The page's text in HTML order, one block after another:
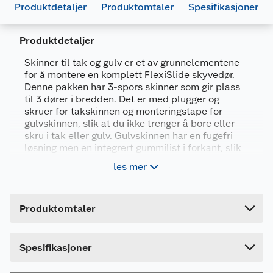
Produktdetaljer Produktomtaler Spesifikasjoner
Produktdetaljer
Skinner til tak og gulv er et av grunnelementene
for å montere en komplett FlexiSlide skyvedør.
Denne pakken har 3-spors skinner som gir plass
til 3 dører i bredden. Det er med plugger og
skruer for takskinnen og monteringstape for
gulvskinnen, slik at du ikke trenger å bore eller
skru i tak eller gulv. Gulvskinnen har en fugefri
løsning men en integrert gummilist i forkant, slik
Materiale: Aluminium - 100 % resirkulerbart
Justerbar for skjevheter i tak og vegg
les mer
Produktomtaler
Spesifikasjoner
Artikkelnummer
7072858001648
Leverandørens artikkelnummer
1-62-20
Størrelse
245 CM
Farge
SVART